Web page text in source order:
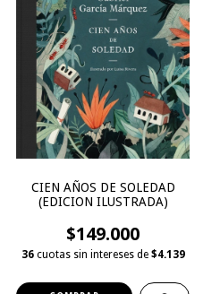
CIEN AÑOS DE SOLEDAD
(EDICION ILUSTRADA)
$149.000
36 cuotas sin intereses de $4.139